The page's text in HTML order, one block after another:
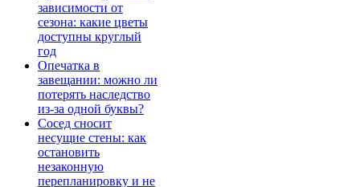
зависимости от
сезона: какие цветы
доступны круглый
год
Опечатка в
завещании: можно ли
потерять наследство
из-за одной буквы?
Сосед сносит
несущие стены: как
остановить
незаконную
перепланировку и не